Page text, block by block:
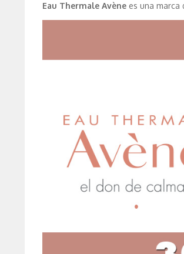
Eau Thermale Avène es una marca